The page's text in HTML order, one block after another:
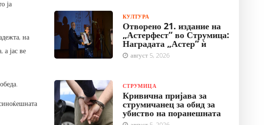
ја
на
јас ве
КУЛТУРА
Отворено 21. издание на
„Астерфест“ во Струмица:
Наградата „Астер“ ѝ
август 5, 2026
СТРУМИЦА
Кривична пријава за
струмичанец за обид за
убиство на поранешната